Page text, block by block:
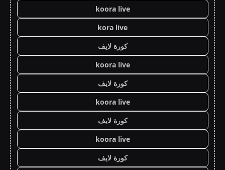
koora live
kora live
كورة لايف
koora live
كورة لايف
koora live
كورة لايف
koora live
كورة لايف